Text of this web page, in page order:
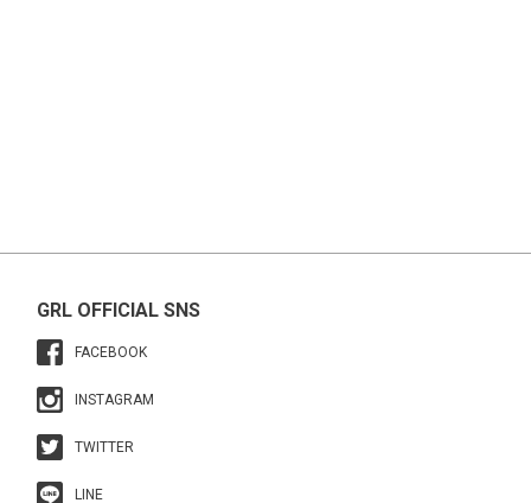
GRL OFFICIAL SNS
FACEBOOK
INSTAGRAM
TWITTER
LINE